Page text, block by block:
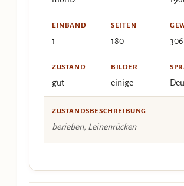
EINBAND
1
SEITEN
180
ZUSTAND
gut
BILDER
einige
ZUSTANDSBESCHREIBUNG
berieben, Leinenrücken